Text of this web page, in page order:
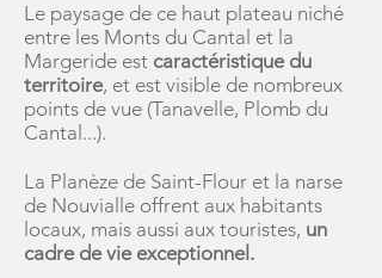
Le paysage de ce haut plateau niché
entre les Monts du Cantal et la
Margeride est caractéristique du
territoire, et est visible de nombreux
points de vue (Tanavelle, Plomb du
Cantal...).
La Planèze de Saint-Flour et la narse
de Nouvialle offrent aux habitants
locaux, mais aussi aux touristes, un
cadre de vie exceptionnel.